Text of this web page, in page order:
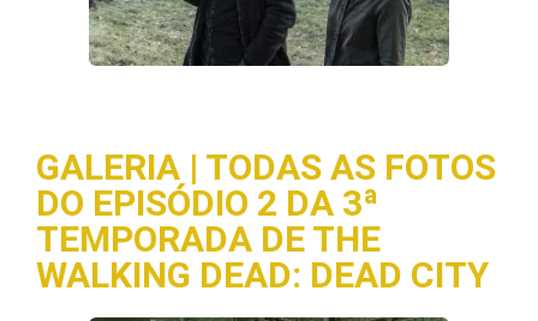
GALERIA | TODAS AS FOTOS
DO EPISÓDIO 2 DA 3ª
TEMPORADA DE THE
WALKING DEAD: DEAD CITY